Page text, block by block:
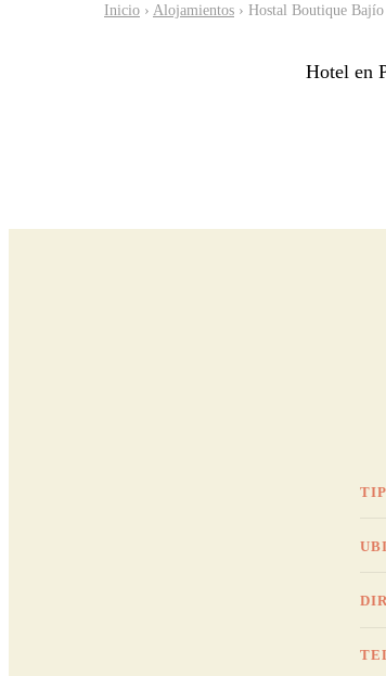
Inicio › Alojamientos › Hostal Boutique Bajío
Hotel en